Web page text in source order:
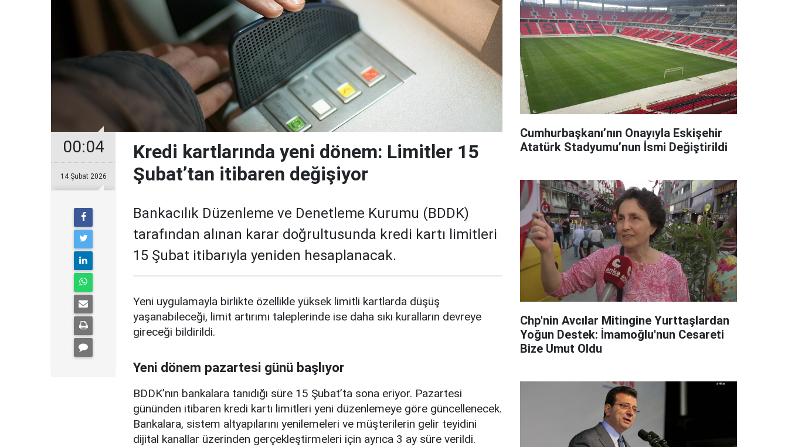
00:04
14 Şubat 2026
Kredi kartlarında yeni dönem: Limitler 15
Şubat’tan itibaren değişiyor
Bankacılık Düzenleme ve Denetleme Kurumu (BDDK)
tarafından alınan karar doğrultusunda kredi kartı limitleri
15 Şubat itibarıyla yeniden hesaplanacak.
Yeni uygulamayla birlikte özellikle yüksek limitli kartlarda düşüş
yaşanabileceği, limit artırımı taleplerinde ise daha sıkı kuralların devreye
gireceği bildirildi.
Yeni dönem pazartesi günü başlıyor
BDDK’nın bankalara tanıdığı süre 15 Şubat’ta sona eriyor. Pazartesi
gününden itibaren kredi kartı limitleri yeni düzenlemeye göre güncellenecek.
Bankalara, sistem altyapılarını yenilemeleri ve müşterilerin gelir teyidini
dijital kanallar üzerinden gerçekleştirmeleri için ayrıca 3 ay süre verildi.
Cumhurbaşkanı’nın Onayıyla Eskişehir
Atatürk Stadyumu’nun İsmi Değiştirildi
Chp'nin Avcılar Mitingine Yurttaşlardan
Yoğun Destek: İmamoğlu'nun Cesareti
Bize Umut Oldu